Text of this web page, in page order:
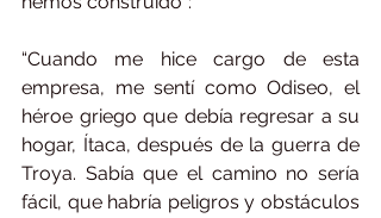
“Cuando me hice cargo de esta
empresa, me sentí como Odiseo, el
héroe griego que debía regresar a su
hogar, Ítaca, después de la guerra de
Troya. Sabía que el camino no sería
fácil, que habría peligros y obstáculos